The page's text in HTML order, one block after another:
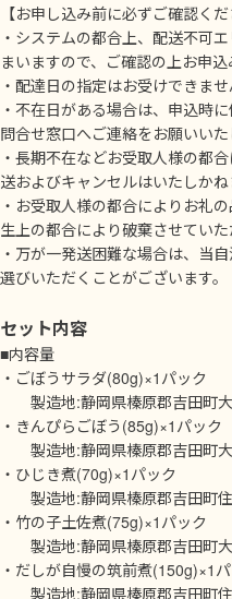
【お申し込み前に必ずご確認くだ
・システムの都合上、配送不可
まいますので、ご確認の上お申込
・配達日の指定はお受けできませ
・不在日がある場合は、申込時
問合せ窓口へご連絡をお願いいた
・長期不在などお受取人様の都
送およびキャンセルはいたしかね
・お受取人様の都合によりお礼
生上の都合により破棄させていた
・万が一発送困難な場合は、当
選びいただくことがございます。
セット内容
■内容量
・ごぼうサラダ(80g)×1パック
製造地:静岡県榛原郡吉田町
・きんぴらごぼう(85g)×1パック
製造地:静岡県榛原郡吉田町
・ひじき煮(70g)×1パック
製造地:静岡県榛原郡吉田町
・竹の子土佐煮(75g)×1パック
製造地:静岡県榛原郡吉田町
・だしが自慢の筑前煮(150g)×1
製造地:静岡県榛原郡吉田町